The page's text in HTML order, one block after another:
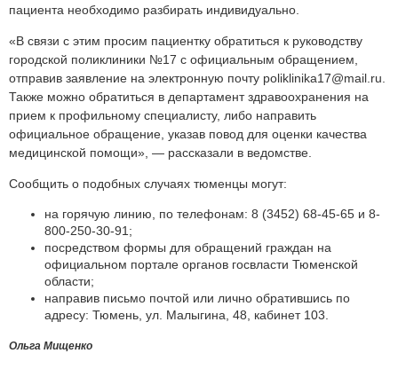
пациента необходимо разбирать индивидуально.
«В связи с этим просим пациентку обратиться к руководству
городской поликлиники №17 с официальным обращением,
отправив заявление на электронную почту poliklinika17@mail.ru.
Также можно обратиться в департамент здравоохранения на
прием к профильному специалисту, либо направить
официальное обращение, указав повод для оценки качества
медицинской помощи», — рассказали в ведомстве.
Сообщить о подобных случаях тюменцы могут:
на горячую линию, по телефонам: 8 (3452) 68-45-65 и 8-
800-250-30-91;
посредством формы для обращений граждан на
официальном портале органов госвласти Тюменской
области;
направив письмо почтой или лично обратившись по
адресу: Тюмень, ул. Малыгина, 48, кабинет 103.
Ольга Мищенко